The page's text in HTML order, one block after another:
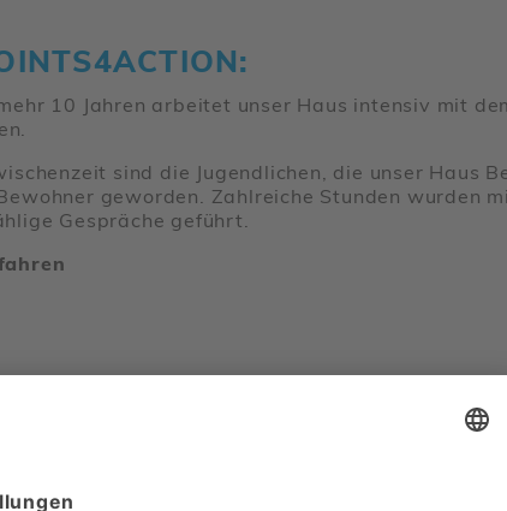
10 Jahren arbeitet unser Haus intensiv mit
sind die Jugend­li­chen, die unser Haus
geworden. Zahl­reiche Stunden wurden
Gespräche geführt.
NEUTILL­MITSCH